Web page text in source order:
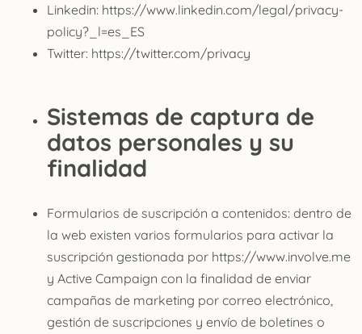
Linkedin: https://www.linkedin.com/legal/privacy-
policy?_l=es_ES
Twitter: https://twitter.com/privacy
Sistemas de captura de
datos personales y su
finalidad
Formularios de suscripción a contenidos: dentro de
la web existen varios formularios para activar la
suscripción gestionada por https://www.involve.me
y Active Campaign con la finalidad de enviar
campañas de marketing por correo electrónico,
gestión de suscripciones y envío de boletines o